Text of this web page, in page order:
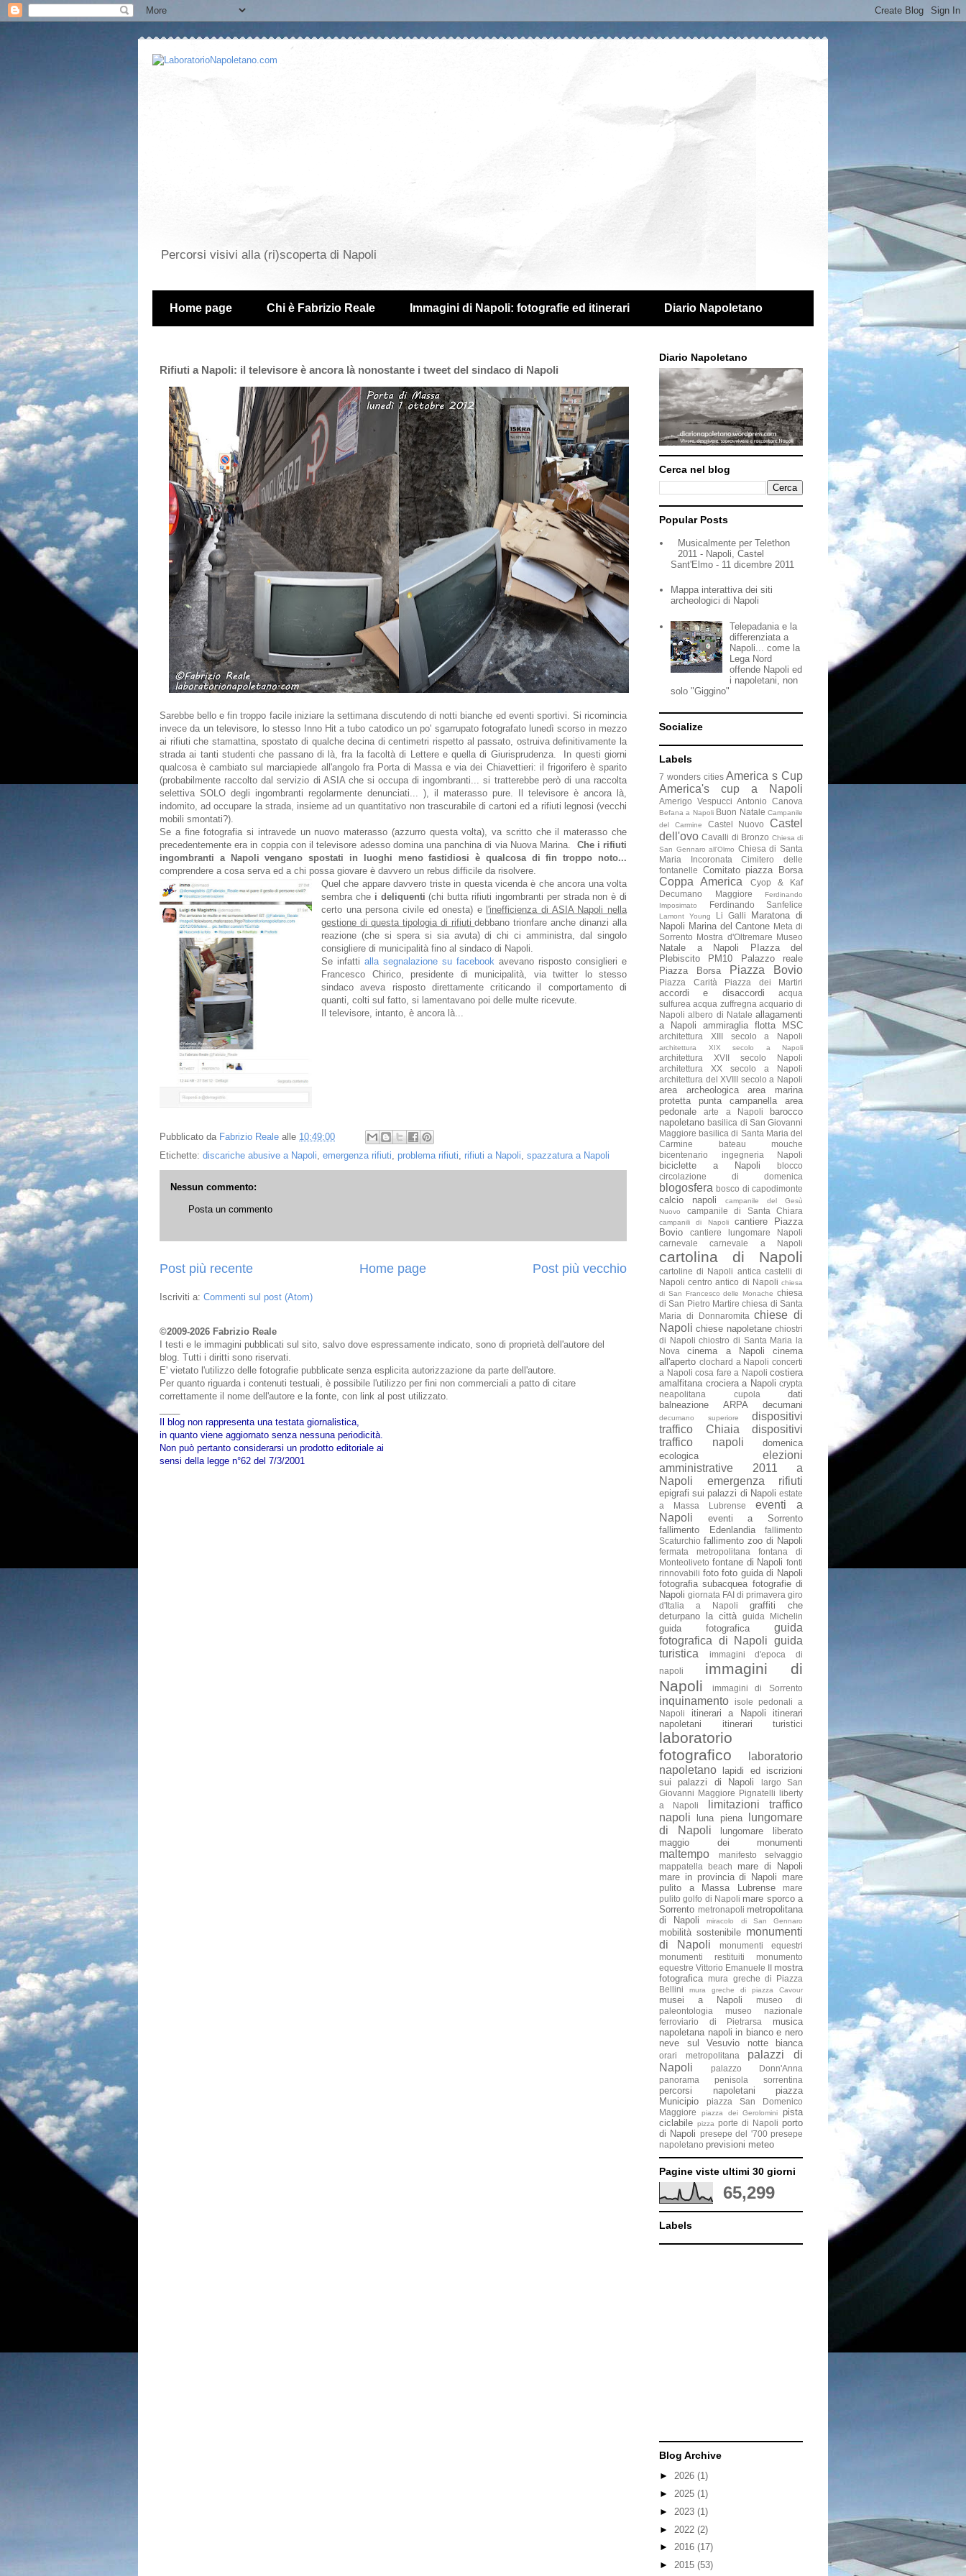
Percorsi visivi alla (ri)scoperta di Napoli
Home page Chi è Fabrizio Reale Immagini di Napoli: fotografie ed itinerari Diario Napoletano
Rifiuti a Napoli: il televisore è ancora là nonostante i tweet del sindaco di Napoli
Sarebbe bello e fin troppo facile iniziare la settimana discutendo di notti bianche ed eventi sportivi. Si ricomincia
invece da un televisore, lo stesso Inno Hit a tubo catodico un po' sgarrupato fotografato lunedì scorso in mezzo
ai rifiuti che stamattina, spostato di qualche decina di centimetri rispetto al passato, ostruiva definitivamente la
strada ai tanti studenti che passano di là, fra la facoltà di Lettere e quella di Giurisprudenza. In questi giorni
qualcosa è cambiato sul marciapiede all'angolo fra Porta di Massa e via dei Chiavettieri: il frigorifero è sparito
(probabilmente raccolto dal servizio di ASIA che si occupa di ingombranti... si tratterebbe però di una raccolta
selettiva SOLO degli ingombranti regolarmente denunciati... ), il materasso pure. Il televisore è ancora là,
indomito, ad occupare la strada, insieme ad un quantitativo non trascurabile di cartoni ed a rifiuti legnosi (vecchi
mobili smontati?).
Se a fine fotografia si intravede un nuovo materasso (azzurro questa volta), va scritto che il materasso che
precedentemente era in coppia con il televisore adesso domina una panchina di via Nuova Marina. Che i rifiuti
ingombranti a Napoli vengano spostati in luoghi meno fastidiosi è qualcosa di fin troppo noto...
comprendere a cosa serva ed a chi possa giovare è davvero un rebus difficile da risolvere.
Quel che appare davvero triste in questa vicenda è che ancora una volta
sembra che i deliquenti (chi butta rifiuti ingombranti per strada non è di
certo una persona civile ed onesta) e l'inefficienza di ASIA Napoli nella
gestione di questa tipologia di rifiutidebbano trionfare anche dinanzi alla
reazione (che si spera si sia avuta) di chi ci amministra, dal singolo
consigliere di municipalità fino al sindaco di Napoli.
Se infatti alla segnalazione su facebook avevano risposto consiglieri e
Francesco Chirico, presidente di municipalità, via twitter lo stesso
sindaco aveva risposto direttamente criticando il comportamento di
quanti, colti sul fatto, si lamentavano poi delle multe ricevute.
Il televisore, intanto, è ancora là...
Pubblicato da Fabrizio Reale alle 10:49:00
Etichette: discariche abusive a Napoli, emergenza rifiuti, problema rifiuti, rifiuti a Napoli, spazzatura a Napoli
Nessun commento:
Posta un commento
Post più recente Post più vecchio
Home page
Iscriviti a: Commenti sul post (Atom)
©2009-2026 Fabrizio Reale
I testi e le immagini pubblicati sul sito, salvo dove espressamente indicato, sono di proprietà dell'autore del
blog. Tutti i diritti sono riservati.
E' vietato l'utilizzo delle fotografie pubblicate senza esplicita autorizzazione da parte dell'autore.
Per quanto riguarda i contenuti testuali, è possibile l'utilizzo per fini non commerciali a patto di citare
correttamente il nome dell'autore e la fonte, con link al post utilizzato.
Il blog non rappresenta una testata giornalistica,
in quanto viene aggiornato senza nessuna periodicità.
Non può pertanto considerarsi un prodotto editoriale ai
sensi della legge n°62 del 7/3/2001
Diario Napoletano
Cerca nel blog
Popular Posts
Musicalmente per Telethon
2011 - Napoli, Castel
Sant'Elmo - 11 dicembre 2011
Mappa interattiva dei siti
archeologici di Napoli
Telepadania e la
differenziata a
Napoli... come la
Lega Nord
offende Napoli ed
i napoletani, non
solo "Giggino"
Socialize
Labels
7 wonders cities America s Cup
America's cup a Napoli
Amerigo Vespucci Antonio Canova
Befana a Napoli Buon Natale Campanile
del Carmine
Castel Nuovo
Castel
dell'ovo Cavalli di Bronzo Chiesa di
San Gennaro all'Olmo Chiesa di Santa
Maria Incoronata
Cimitero delle
fontanelle
Comitato piazza Borsa
Coppa America
Cyop & Kaf
Decumano Maggiore
Ferdinando
Imposimato
Ferdinando Sanfelice
Lamont Young Li Galli
Maratona di
Napoli Marina del Cantone Meta di
Sorrento Mostra d'Oltremare Museo
Natale a Napoli
PIazza del
Plebiscito
PM10
Palazzo reale
Piazza Borsa
Piazza Bovio
Piazza Carità Piazza dei Martiri
accordi e disaccordi
acqua
sulfurea acqua zuffregna acquario di
Napoli albero di Natale allagamenti
a Napoli
ammiraglia flotta MSC
architettura XIII secolo a Napoli
architettura XIX secolo a Napoli
architettura XVII secolo Napoli
architettura XX secolo a Napoli
architettura del XVIII secolo a Napoli
area archeologica
area marina
protetta punta campanella
area
pedonale
arte a Napoli
barocco
napoletano basilica di San Giovanni
Maggiore basilica di Santa Maria del
Carmine
bateau mouche
bicentenario ingegneria Napoli
biciclette a Napoli
blocco
circolazione di domenica
blogosfera bosco di capodimonte
calcio napoli
campanile del Gesù
Nuovo
campanile di Santa Chiara
campanili di Napoli
cantiere Piazza
Bovio
cantiere lungomare Napoli
carnevale
carnevale a Napoli
cartolina di Napoli
cartoline di Napoli antica castelli di
Napoli centro antico di Napoli chiesa
di San Francesco delle Monache chiesa
di San Pietro Martire chiesa di Santa
Maria di Donnaromita chiese di
Napoli chiese napoletane chiostri
di Napoli chiostro di Santa Maria la
Nova
cinema a Napoli
cinema
all'aperto clochard a Napoli concerti
a Napoli cosa fare a Napoli costiera
amalfitana crociera a Napoli crypta
neapolitana
cupola
dati
balneazione ARPA
decumani
decumano superiore
dispositivi
traffico Chiaia
dispositivi
traffico napoli
domenica
ecologica
elezioni
amministrative 2011 a
Napoli
emergenza rifiuti
epigrafi sui palazzi di Napoli estate
a Massa Lubrense
eventi a
Napoli
eventi a Sorrento
fallimento Edenlandia
fallimento
Scaturchio fallimento zoo di Napoli
fermata metropolitana
fontana di
Monteoliveto fontane di Napoli fonti
rinnovabili foto foto guida di Napoli
fotografia subacquea fotografie di
Napoli giornata FAI di primavera giro
d'Italia a Napoli
graffiti che
deturpano la città
guida Michelin
guida fotografica
guida
fotografica di Napoli guida
turistica
immagini d'epoca di
napoli
immagini di
Napoli
immagini di Sorrento
inquinamento
isole pedonali a
Napoli
itinerari a Napoli
itinerari
napoletani
itinerari turistici
laboratorio
fotografico
laboratorio
napoletano
lapidi ed iscrizioni
sui palazzi di Napoli
largo San
Giovanni Maggiore Pignatelli liberty
a Napoli
limitazioni traffico
napoli
luna piena
lungomare
di Napoli
lungomare liberato
maggio dei monumenti
maltempo
manifesto selvaggio
mappatella beach
mare di Napoli
mare in provincia di Napoli mare
pulito a Massa Lubrense
mare
pulito golfo di Napoli mare sporco a
Sorrento metronapoli metropolitana
di Napoli
miracolo di San Gennaro
mobilità sostenibile monumenti
di Napoli
monumenti equestri
monumenti restituiti
monumento
equestre Vittorio Emanuele II mostra
fotografica mura greche di Piazza
Bellini
mura greche di piazza Cavour
musei a Napoli
museo di
paleontologia
museo nazionale
ferroviario di Pietrarsa
musica
napoletana napoli in bianco e nero
neve sul Vesuvio
notte bianca
orari metropolitana
palazzi di
Napoli
palazzo Donn'Anna
panorama penisola sorrentina
percorsi napoletani
piazza
Municipio
piazza San Domenico
Maggiore
piazza dei Gerolomini
pista
ciclabile pizza porte di Napoli porto
di Napoli presepe del '700 presepe
napoletano previsioni meteo
Pagine viste ultimi 30 giorni
65,299
Labels
Blog Archive
► 2026 (1)
► 2025 (1)
► 2023 (1)
► 2022 (2)
► 2016 (17)
► 2015 (53)